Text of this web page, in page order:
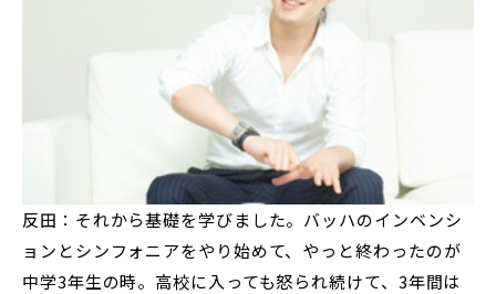
反田：それから基礎を学びました。バッハのインベンシ
ョンとシンフォニアをやり始めて、やっと終わったのが
中学3年生の時。高校に入っても怒られ続けて、3年間は